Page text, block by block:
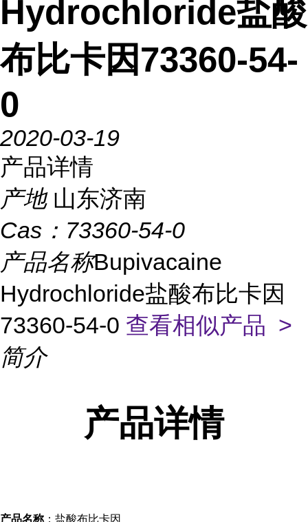
Hydrochloride盐酸
布比卡因73360-54-
0
2020-03-19
产品详情
产地 山东济南
Cas： 73360-54-0
产品名称Bupivacaine
Hydrochloride盐酸布比卡因
73360-54-0 查看相似产品 >
简介
产品详情
产品名称： 盐酸布比卡因